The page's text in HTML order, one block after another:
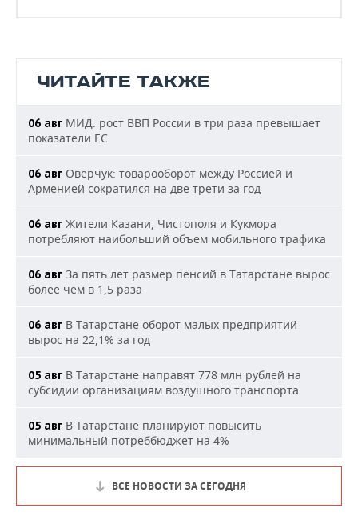
ЧИТАЙТЕ ТАКЖЕ
06 авг МИД: рост ВВП России в три раза превышает
показатели ЕС
06 авг Оверчук: товарооборот между Россией и
Арменией сократился на две трети за год
06 авг Жители Казани, Чистополя и Кукмора
потребляют наибольший объем мобильного трафика
06 авг За пять лет размер пенсий в Татарстане вырос
более чем в 1,5 раза
06 авг В Татарстане оборот малых предприятий
вырос на 22,1% за год
05 авг В Татарстане направят 778 млн рублей на
субсидии организациям воздушного транспорта
05 авг В Татарстане планируют повысить
минимальный потреббюджет на 4%
ВСЕ НОВОСТИ ЗА СЕГОДНЯ